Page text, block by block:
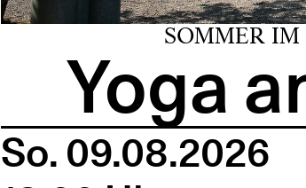
SOMMER
Yoga
So. 09.08.2026